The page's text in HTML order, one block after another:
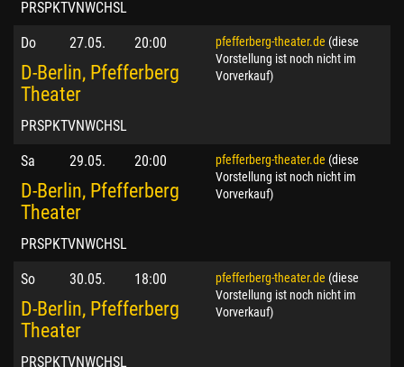
PRSPKTVNWCHSL
Do 27.05. 20:00
D-Berlin, Pfefferberg
Theater
PRSPKTVNWCHSL
pfefferberg-theater.de (diese
Vorstellung ist noch nicht im
Vorverkauf)
Sa 29.05. 20:00
D-Berlin, Pfefferberg
Theater
PRSPKTVNWCHSL
pfefferberg-theater.de (diese
Vorstellung ist noch nicht im
Vorverkauf)
So 30.05. 18:00
D-Berlin, Pfefferberg
Theater
PRSPKTVNWCHSL
pfefferberg-theater.de (diese
Vorstellung ist noch nicht im
Vorverkauf)